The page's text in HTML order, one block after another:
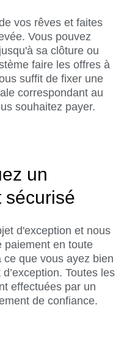
vos rêves et faites
Vous pouvez
sa clôture ou
faire les offres à
suffit de fixer une
correspondant au
souhaitez payer.
un
sécurisé
d'exception et nous
paiement en toute
ce que vous ayez bien
Toutes les
effectuées par un
de confiance.